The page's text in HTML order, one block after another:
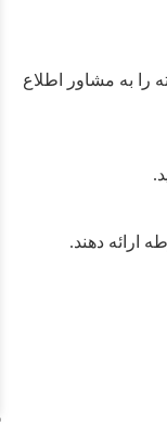
را به مشاور اطلاع